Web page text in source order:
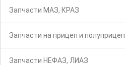
Запчасти МАЗ, КРАЗ
Запчасти на прицеп и полуприцеп
Запчасти НЕФАЗ, ЛИАЗ